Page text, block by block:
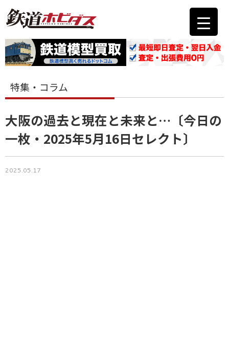
特集・コラム
大阪の過去と現在と未来と…〔今日の
一枚・2025年5月16日セレクト〕
2025.05.17